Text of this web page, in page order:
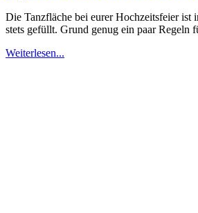
Die Tanzfläche bei eurer Hochzeitsfeier ist
stets gefüllt. Grund genug ein paar Regeln
Weiterlesen...